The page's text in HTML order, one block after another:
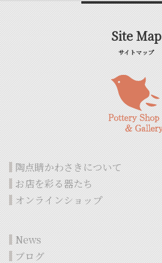
Site Map
サイトマップ
陶点睛かわさきについて
お店を彩る器たち
オンラインショップ
News
ブログ